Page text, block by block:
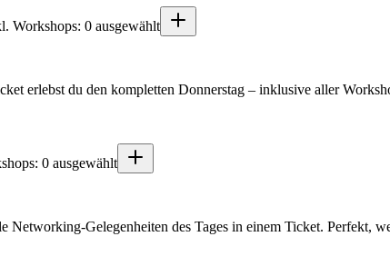
Workshops: 0 ausgewählt
erlebst du den kompletten Donnerstag – inklusive aller
0 ausgewählt
Gelegenheiten des Tages in einem Ticket. Perfekt,